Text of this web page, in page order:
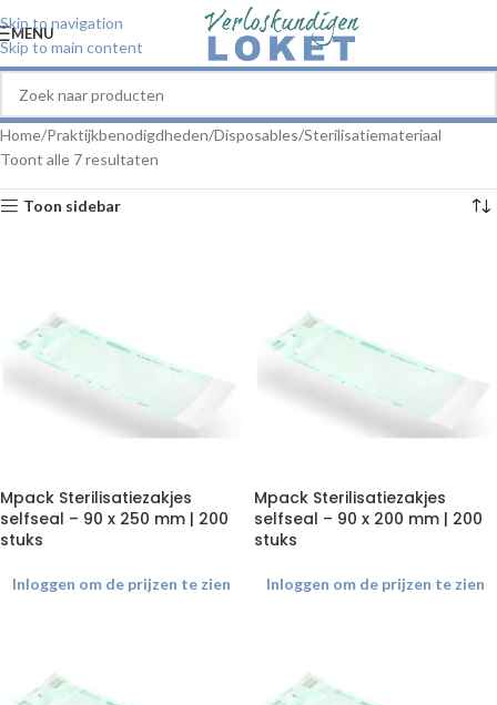
Skip to navigation
Skip to main content
MENU
Home Praktijkbenodigdheden Disposables Sterilisatiemateriaal
Toont alle 7 resultaten
Toon sidebar
Mpack Sterilisatiezakjes
selfseal – 90 x 250 mm | 200
stuks
Inloggen om de prijzen te zien
Mpack Sterilisatiezakjes
selfseal – 90 x 200 mm | 200
stuks
Inloggen om de prijzen te zien